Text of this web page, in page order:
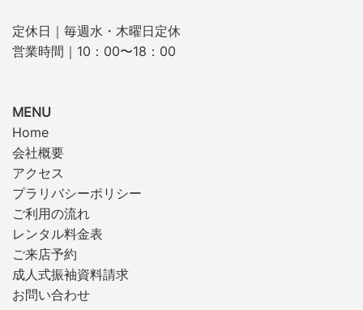
定休日｜毎週水・木曜日定休
営業時間｜10：00〜18：00
MENU
Home
会社概要
アクセス
プラリバシーポリシー
ご利用の流れ
レンタル料金表
ご来店予約
成人式振袖資料請求
お問い合わせ